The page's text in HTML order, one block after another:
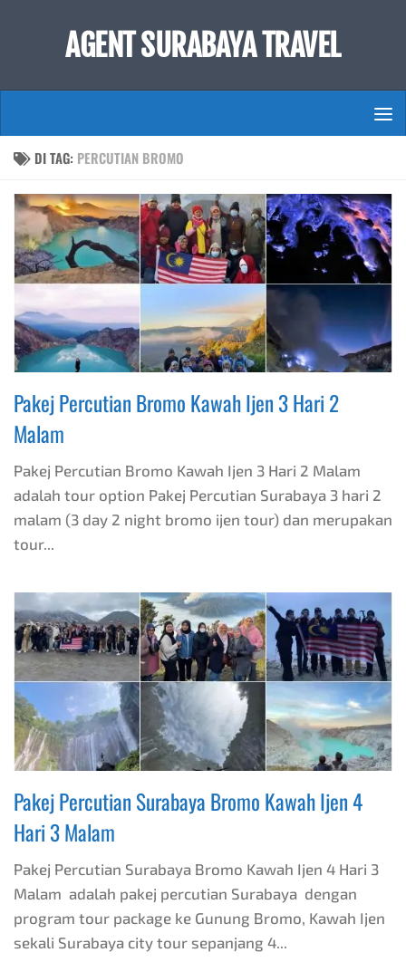
Skip to content
AGENT SURABAYA TRAVEL
DI TAG: PERCUTIAN BROMO
Pakej Percutian Bromo Kawah Ijen 3 Hari 2
Malam
Pakej Percutian Bromo Kawah Ijen 3 Hari 2 Malam
adalah tour option Pakej Percutian Surabaya 3 hari 2
malam (3 day 2 night bromo ijen tour) dan merupakan
tour...
Pakej Percutian Surabaya Bromo Kawah Ijen 4
Hari 3 Malam
Pakej Percutian Surabaya Bromo Kawah Ijen 4 Hari 3
Malam adalah pakej percutian Surabaya dengan
program tour package ke Gunung Bromo, Kawah Ijen
sekali Surabaya city tour sepanjang 4...